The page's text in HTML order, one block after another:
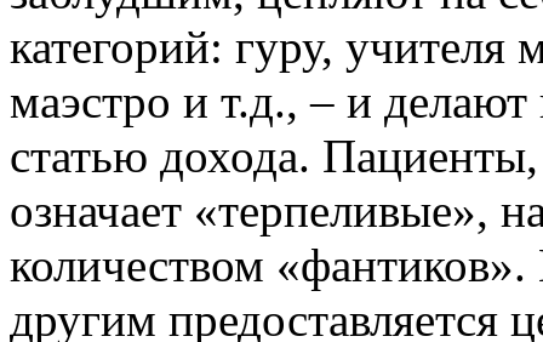
категорий: гуру, учителя
маэстро и т.д., – и делают
статью дохода. Пациенты,
означает «терпеливые»,
количеством
другим предоставляется